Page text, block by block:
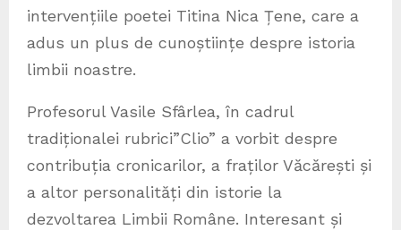
intervențiile poetei Titina Nica Țene, care a
adus un plus de cunoștiințe despre istoria
limbii noastre.
Profesorul Vasile Sfârlea, în cadrul
tradiționalei rubrici”Clio” a vorbit despre
contribuția cronicarilor, a fraților Văcărești și
a altor personalități din istorie la
dezvoltarea Limbii Române. Interesant și